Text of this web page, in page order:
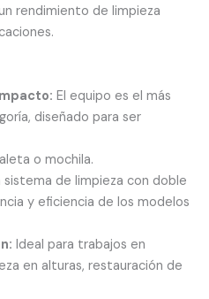
rendimiento de limpieza
El equipo es el más
diseñado para ser
o mochila.
sistema de limpieza con doble
y eficiencia de los modelos
Ideal para trabajos en
en alturas, restauración de